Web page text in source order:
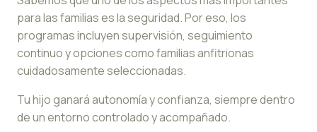
para las familias es la seguridad. Por eso, los
programas incluyen supervisión, seguimiento
continuo y opciones como familias anfitrionas
cuidadosamente seleccionadas.
Tu hijo ganará autonomía y confianza, siempre dentro
de un entorno controlado y acompañado.